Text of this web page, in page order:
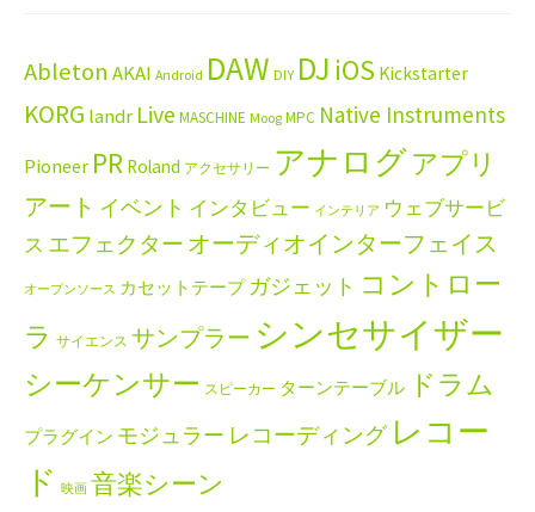
Ableton AKAI Android DAW DIY DJ iOS Kickstarter
KORG landr Live MASCHINE Moog MPC Native Instruments
Pioneer PR Roland アクセサリー アナログアプリ
アート イベント インタビュー インテリア ウェブサービ
ス エフェクター オーディオインターフェイス
オープンソース カセットテープ ガジェット コントロー
ラ サイエンス サンプラー シンセサイザー
シーケンサー スピーカー ターンテーブル ドラム
プラグイン モジュラー レコーディング レコー
ド 映画 音楽シーン